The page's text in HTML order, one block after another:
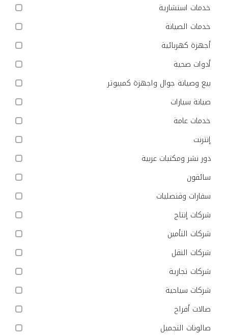
خدمات استشارية
خدمات الصيانة
أجهزة كهربائية
أدوات صحية
بيع وصيانة جوال واجهزة كمبيوتر
صيانة سيارات
خدمات عامة
إنترنت
دور نشر ومكتبات عربية
سائقون
سفارات وقنصليات
شركات إنتاج
شركات التأمين
شركات النقل
شركات تجارية
شركات سياحية
صالات أفراح
صالونات التجميل